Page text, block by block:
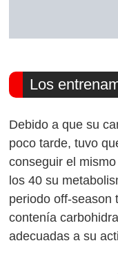
Los
Debido a que su
poco tarde, tuvo
conseguir el
los 40 su
periodo off-season
contenía
adecuadas a su